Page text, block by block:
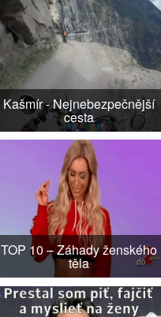
Kašmír - Nejnebezpečnější
cesta
TOP 10 – Záhady ženského
těla